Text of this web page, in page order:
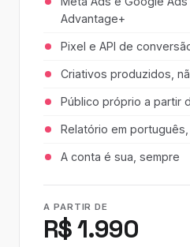
Advantage+
Pixel e API de
Criativos produzidos,
Público próprio a partir
Relatório em
A conta é sua, sempre
A PARTIR DE
R$ 1.990